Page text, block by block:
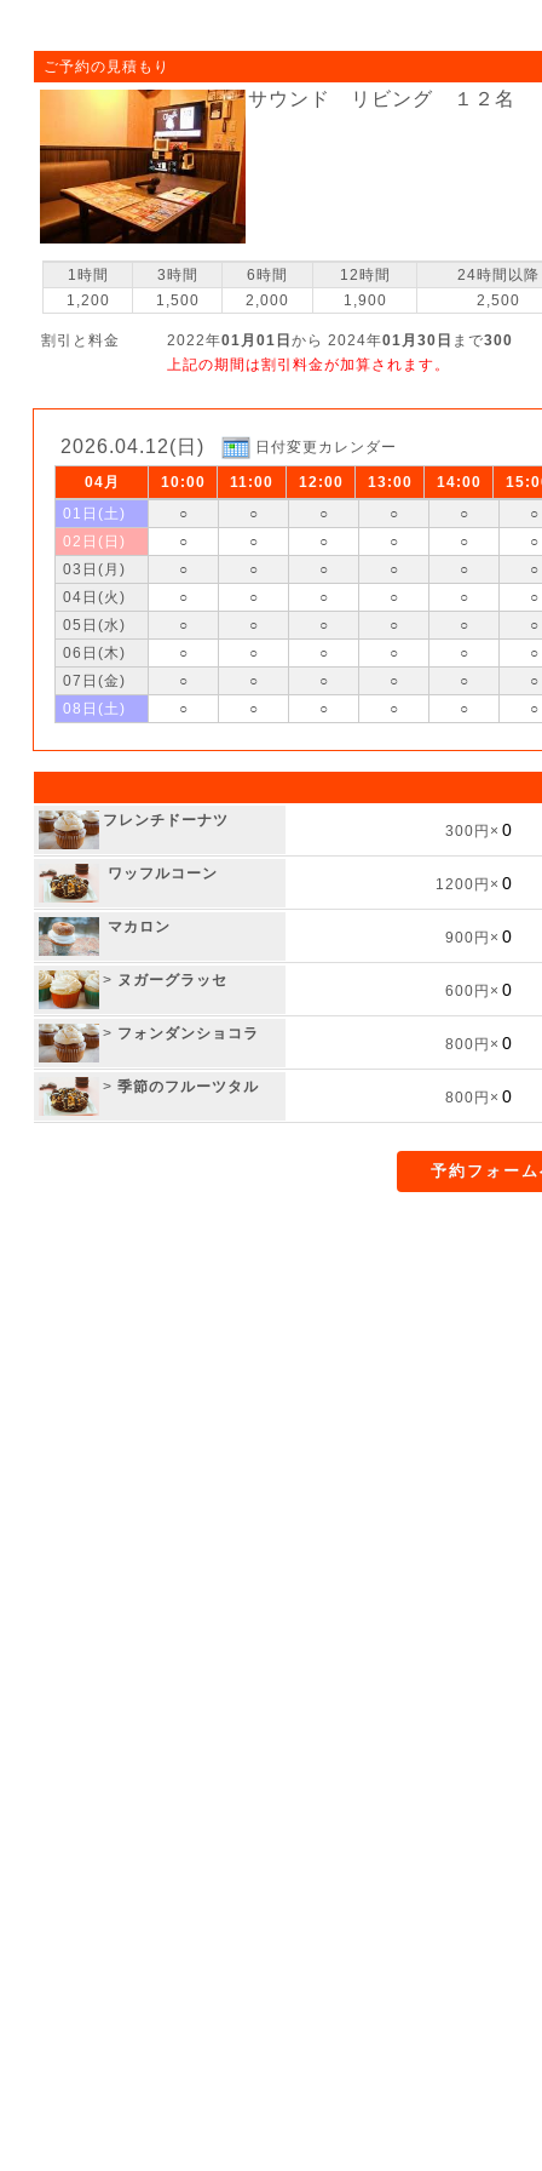
ご予約の見積もり
サウンド リビング １２名
1時間 3時間 6時間 12時間
24時間以降
1,200
1,500 2,000 1,900 2,500
割引と料金 2022年01月01日 から 2024年01月30日 まで300
上記の期間は割引料金が加算されます。
2026.04.12(日) 日付変更カレンダー
04月 10:00 11:00 12:00 13:00 14:00
01日(土)
○ ○ ○ ○ ○
○
02日(日)
○ ○ ○ ○ ○
○
03日(月)
○ ○ ○ ○ ○
○
04日(火)
○ ○ ○ ○ ○
○
05日(水)
○ ○ ○ ○ ○
○
06日(木)
○ ○ ○ ○ ○
○
07日(金)
○ ○ ○ ○ ○
○
08日(土)
○ ○ ○ ○ ○ ○
フレンチドーナツ
300円×
ワッフルコーン
1200円×
マカロン
900円×
> ヌガーグラッセ
600円×
> フォンダンショコラ
800円×
> 季節のフルーツタル
800円×